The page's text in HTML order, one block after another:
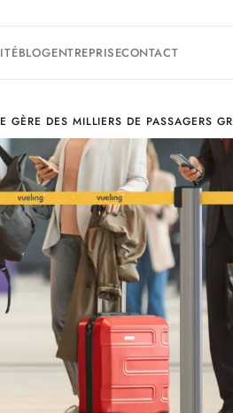
BLOGENTREPRISECONTACT
DES MILLIERS DE PASSAGERS